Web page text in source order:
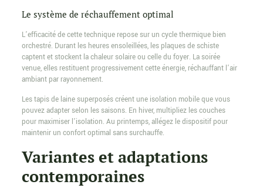
Le système de réchauffement optimal
L’efficacité de cette technique repose sur un cycle thermique bien
orchestré. Durant les heures ensoleillées, les plaques de schiste
captent et stockent la chaleur solaire ou celle du foyer. La soirée
venue, elles restituent progressivement cette énergie, réchauffant l’air
ambiant par rayonnement.
Les tapis de laine superposés créent une isolation mobile que vous
pouvez adapter selon les saisons. En hiver, multipliez les couches
pour maximiser l’isolation. Au printemps, allégez le dispositif pour
maintenir un confort optimal sans surchauffe.
Variantes et adaptations
contemporaines